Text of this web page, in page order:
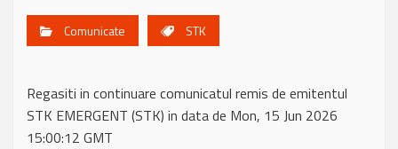
Comunicate STK
Regasiti in continuare comunicatul remis de emitentul
STK EMERGENT (STK) in data de Mon, 15 Jun 2026
15:00:12 GMT